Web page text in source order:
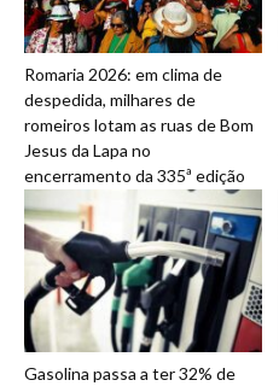
Romaria 2026: em clima de
despedida, milhares de
romeiros lotam as ruas de Bom
Jesus da Lapa no
encerramento da 335ª edição
Gasolina passa a ter 32% de